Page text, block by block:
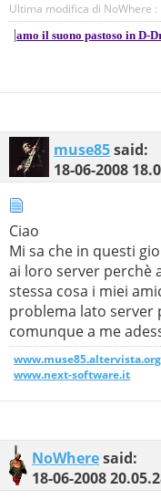
Ultima modifica di NoWhere
|amo il suono pastoso in D-
muse85said:
18-06-2008
Ciao
Mi sa che in questi
ai loro server perchè
stessa cosa i miei
problema lato server
comunque a me
www.muse85.altervista.org
www.next-software.it
NoWheresaid:
18-06-2008